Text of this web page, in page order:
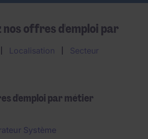
nos offres d'emploi par
Localisation Secteur
d'emploi par métier
Système